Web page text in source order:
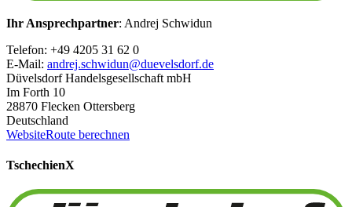
Ihr Ansprechpartner: Andrej Schwidun
Telefon: +49 4205 31 62 0
E-Mail: andrej.schwidun@duevelsdorf.de
Düvelsdorf Handelsgesellschaft mbH
Im Forth 10
28870 Flecken Ottersberg
Deutschland
WebsiteRoute berechnen
TschechienX